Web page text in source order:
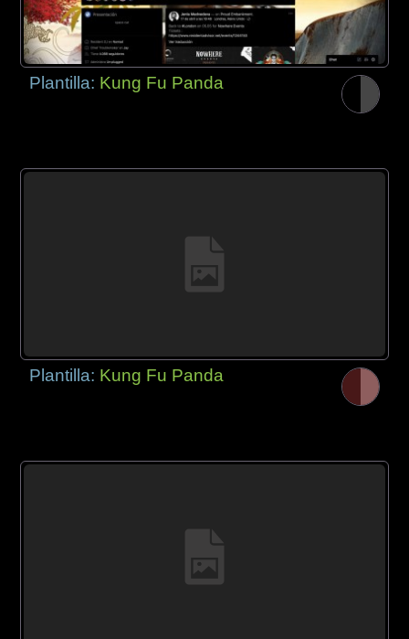
Plantilla: Kung Fu Panda
Plantilla: Kung Fu Panda